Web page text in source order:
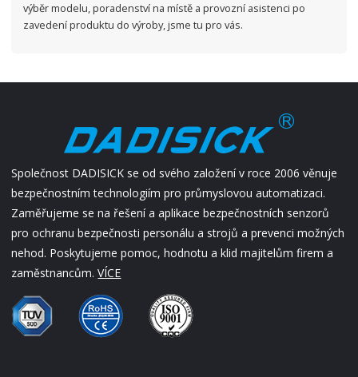
výběr modelu, poradenství na místě a provozní asistenci po
zavedení produktu do výroby, jsme tu pro vás.
Společnost DADISICK se od svého založení v roce 2006 věnuje
bezpečnostním technologiím pro průmyslovou automatizaci.
Zaměřujeme se na řešení a aplikace bezpečnostních senzorů
pro ochranu bezpečnosti personálu a strojů a prevenci možných
nehod. Poskytujeme pomoc, hodnotu a klid majitelům firem a
zaměstnancům.VÍCE